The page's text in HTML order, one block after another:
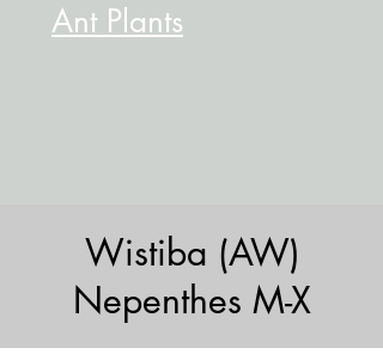
Ant Plants
Wistiba (AW)
Nepenthes M-X